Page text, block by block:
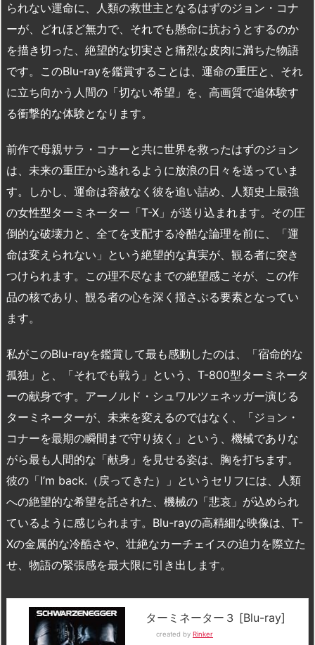
られない運命に、人類の救世主となるはずのジョン・コナ
ーが、どれほど無力で、それでも懸命に抗おうとするのか
を描き切った、絶望的な切実さと痛烈な皮肉に満ちた物語
です。このBlu-rayを鑑賞することは、運命の重圧と、それ
に立ち向かう人間の「切ない希望」を、高画質で追体験す
る衝撃的な体験となります。
前作で母親サラ・コナーと共に世界を救ったはずのジョン
は、未来の重圧から逃れるように放浪の日々を送っていま
す。しかし、運命は容赦なく彼を追い詰め、人類史上最強
の女性型ターミネーター「T-X」が送り込まれます。その圧
倒的な破壊力と、全てを支配する冷酷な論理を前に、「運
命は変えられない」という絶望的な真実が、観る者に突き
つけられます。この理不尽なまでの絶望感こそが、この作
品の核であり、観る者の心を深く揺さぶる要素となってい
ます。
私がこのBlu-rayを鑑賞して最も感動したのは、「宿命的な
孤独」と、「それでも戦う」という、T-800型ターミネータ
ーの献身です。アーノルド・シュワルツェネッガー演じる
ターミネーターが、未来を変えるのではなく、「ジョン・
コナーを最期の瞬間まで守り抜く」という、機械でありな
がら最も人間的な「献身」を見せる姿は、胸を打ちます。
彼の「I’m back.（戻ってきた）」というセリフには、人類
への絶望的な希望を託された、機械の「悲哀」が込められ
ているように感じられます。Blu-rayの高精細な映像は、T-
Xの金属的な冷酷さや、壮絶なカーチェイスの迫力を際立た
せ、物語の緊張感を最大限に引き出します。
ターミネーター３ [Blu-ray]
created by Rinker